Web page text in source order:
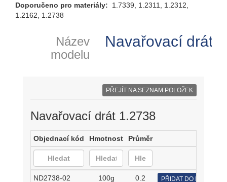
Doporučeno pro materiály:
1.7339, 1.2311, 1.2312,
1.2162, 1.2738